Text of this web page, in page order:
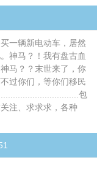
一辆新电动车，居然
神马？！我有盘古血
马？？末世来了，你
过你们，等你们移民
包
注、求求求，各种